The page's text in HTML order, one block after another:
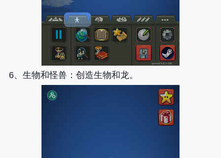
6、 生物和怪兽：创造生物和龙。